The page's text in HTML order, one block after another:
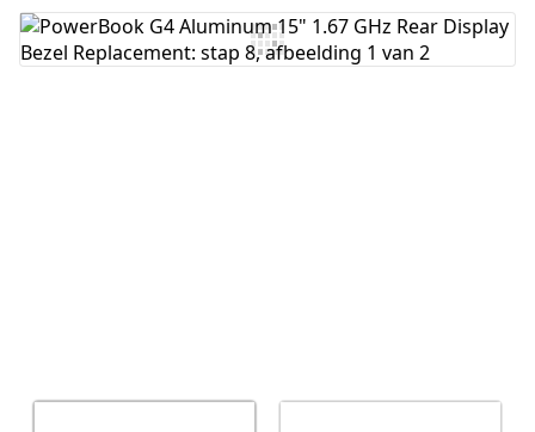
Voeg opmerking toe